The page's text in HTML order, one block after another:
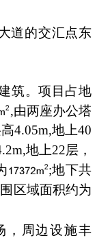
道的交汇点东
筑。项目占地
,由两座办公塔
4.05m,地上40
地上22层，
;地下共
区域面积约为
，周边设施丰